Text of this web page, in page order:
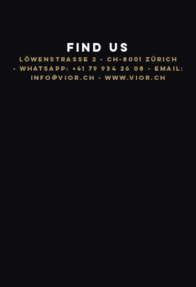
FIND US
LÖWENSTRASSE 2 - CH-8001 ZÜRICH
- WhatsApp: +41 79 934 26 08
- email:
info @vior.ch - www.vior.ch